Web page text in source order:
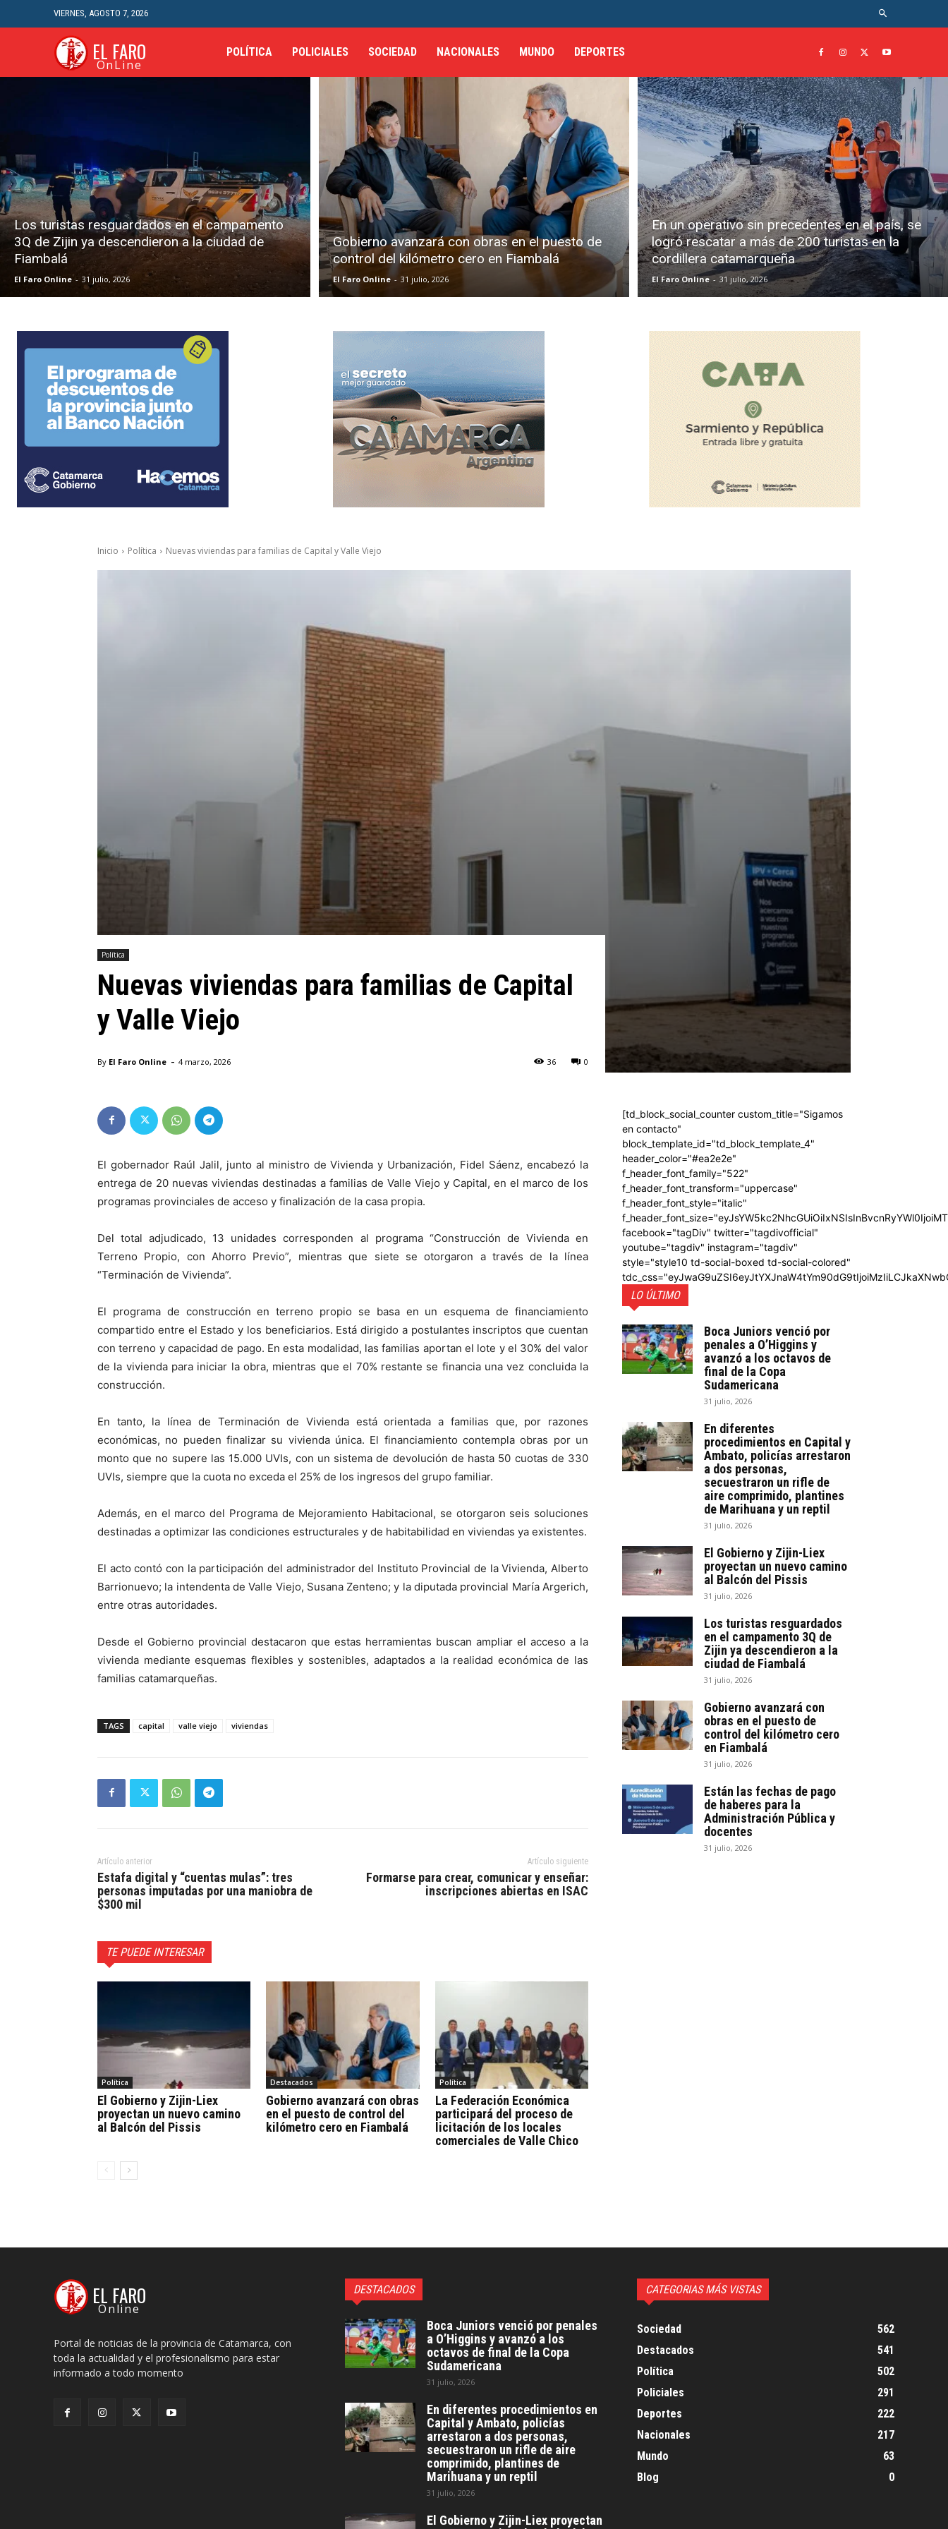
VIERNES, AGOSTO 7, 2026
EL FARO
OnLine
POLÍTICA POLICIALES SOCIEDAD NACIONALES MUNDO DEPORTES
Los turistas resguardados en el campamento
3Q de Zijin ya descendieron a la ciudad de
Fiambalá
El Faro Online - 31 julio, 2026
Gobierno avanzará con obras en el puesto de
control del kilómetro cero en Fiambalá
El Faro Online - 31 julio, 2026
En un operativo sin precedentes en el país, se
logró rescatar a más de 200 turistas en la
cordillera catamarqueña
El Faro Online - 31 julio, 2026
Inicio Política Nuevas viviendas para familias de Capital y Valle Viejo
Política
Nuevas viviendas para familias de Capital
y Valle Viejo
By El Faro Online - 4 marzo, 2026 0
36
El gobernador Raúl Jalil, junto al ministro de Vivienda y Urbanización, Fidel Sáenz, encabezó la
entrega de 20 nuevas viviendas destinadas a familias de Valle Viejo y Capital, en el marco de los
programas provinciales de acceso y finalización de la casa propia.
Del total adjudicado, 13 unidades corresponden al programa “Construcción de Vivienda en
Terreno Propio, con Ahorro Previo”, mientras que siete se otorgaron a través de la línea
“Terminación de Vivienda”.
El programa de construcción en terreno propio se basa en un esquema de financiamiento
compartido entre el Estado y los beneficiarios. Está dirigido a postulantes inscriptos que cuentan
con terreno y capacidad de pago. En esta modalidad, las familias aportan el lote y el 30% del valor
de la vivienda para iniciar la obra, mientras que el 70% restante se financia una vez concluida la
construcción.
En tanto, la línea de Terminación de Vivienda está orientada a familias que, por razones
económicas, no pueden finalizar su vivienda única. El financiamiento contempla obras por un
monto que no supere las 15.000 UVIs, con un sistema de devolución de hasta 50 cuotas de 330
UVIs, siempre que la cuota no exceda el 25% de los ingresos del grupo familiar.
Además, en el marco del Programa de Mejoramiento Habitacional, se otorgaron seis soluciones
destinadas a optimizar las condiciones estructurales y de habitabilidad en viviendas ya existentes.
El acto contó con la participación del administrador del Instituto Provincial de la Vivienda, Alberto
Barrionuevo; la intendenta de Valle Viejo, Susana Zenteno; y la diputada provincial María Argerich,
entre otras autoridades.
Desde el Gobierno provincial destacaron que estas herramientas buscan ampliar el acceso a la
vivienda mediante esquemas flexibles y sostenibles, adaptados a la realidad económica de las
familias catamarqueñas.
TAGS capital valle viejo viviendas
Artículo anterior
Estafa digital y “cuentas mulas”: tres
personas imputadas por una maniobra de
$300 mil
Artículo siguiente
Formarse para crear, comunicar y enseñar:
inscripciones abiertas en ISAC
TE PUEDE INTERESAR
Política
El Gobierno y Zijin-Liex
proyectan un nuevo camino
al Balcón del Pissis
Destacados
Gobierno avanzará con obras
en el puesto de control del
kilómetro cero en Fiambalá
Política
La Federación Económica
participará del proceso de
licitación de los locales
comerciales de Valle Chico
[td_block_social_counter custom_title="Sigamos
en contacto"
block_template_id="td_block_template_4"
header_color="#ea2e2e"
f_header_font_family="522"
f_header_font_transform="uppercase"
f_header_font_style="italic"
facebook="tagDiv" twitter="tagdivofficial"
youtube="tagdiv" instagram="tagdiv"
style="style10 td-social-boxed td-social-colored"
LO ÚLTIMO
Boca Juniors venció por
penales a O’Higgins y
avanzó a los octavos de
final de la Copa
Sudamericana
31 julio, 2026
En diferentes
procedimientos en Capital y
Ambato, policías arrestaron
a dos personas,
secuestraron un rifle de
aire comprimido, plantines
de Marihuana y un reptil
31 julio, 2026
El Gobierno y Zijin-Liex
proyectan un nuevo camino
al Balcón del Pissis
31 julio, 2026
Los turistas resguardados
en el campamento 3Q de
Zijin ya descendieron a la
ciudad de Fiambalá
31 julio, 2026
Gobierno avanzará con
obras en el puesto de
control del kilómetro cero
en Fiambalá
31 julio, 2026
Están las fechas de pago
de haberes para la
Administración Pública y
docentes
31 julio, 2026
EL FARO
Online
Portal de noticias de la provincia de Catamarca, con
toda la actualidad y el profesionalismo para estar
informado a todo momento
DESTACADOS
Boca Juniors venció por penales
a O’Higgins y avanzó a los
octavos de final de la Copa
Sudamericana
31 julio, 2026
En diferentes procedimientos en
Capital y Ambato, policías
arrestaron a dos personas,
secuestraron un rifle de aire
comprimido, plantines de
Marihuana y un reptil
31 julio, 2026
El Gobierno y Zijin-Liex proyectan
CATEGORIAS MÁS VISTAS
Sociedad
562
Destacados
541
Política
502
Policiales
291
Deportes
222
Nacionales
217
Mundo
63
Blog
0